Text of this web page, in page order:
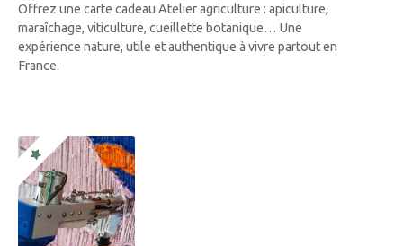
Offrez une carte cadeau Atelier agriculture : apiculture,
maraîchage, viticulture, cueillette botanique… Une
expérience nature, utile et authentique à vivre partout en
France.